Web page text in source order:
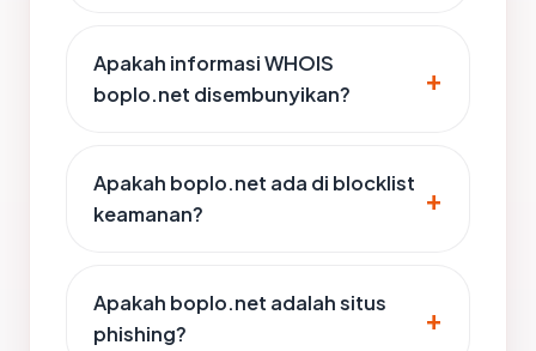
Apakah informasi WHOIS
boplo.net disembunyikan?
Apakah boplo.net ada di blocklist
keamanan?
Apakah boplo.net adalah situs
phishing?